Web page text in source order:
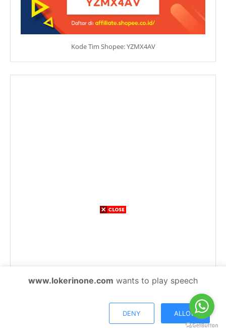
Kode Tim Shopee: YZMX4AV
www.lokerinone.com wants to play speech
DENY ALLOW